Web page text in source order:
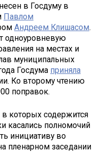
в Госдуму в
Павлом
Андреем Клишасом.
одноуровневую
на местах и
муниципальных
Госдума приняла
Ко второму чтению
поправок.
в которых содержится
касались полномочий
инициативу во
пленарном заседании